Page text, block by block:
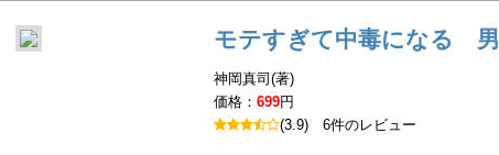
モテすぎて中毒になる
神岡真司(著)
価格：699円
(3.9)6件のレビュー